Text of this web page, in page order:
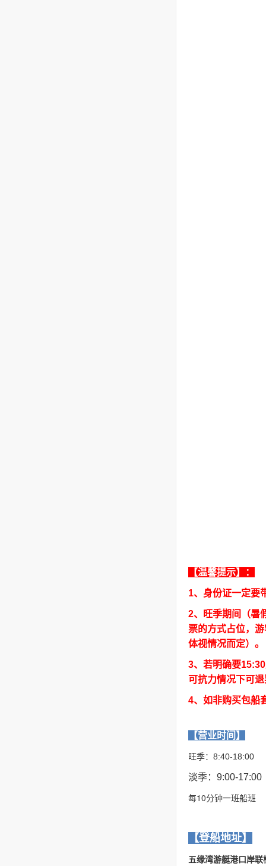
【温馨提示】：
1、身份证一定要
2、
旺季期间（暑
票的方式占位，
体视情况而定）。
3、若明确要
可抗力情况下可
4、如非购买包船
【营业时间】
旺季：8:40-18:00
淡季：9:00-17:00
每10分钟一班船班
【登船地址】
五缘湾游艇港口岸